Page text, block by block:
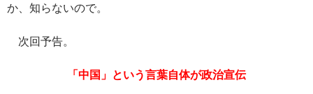
か、知らないので。
次回予告。
「中国」という言葉自体が政治宣伝